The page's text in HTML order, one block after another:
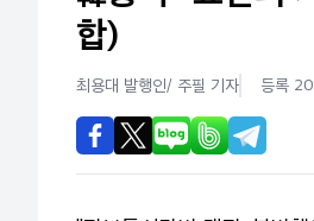
합)
최용대 발행인/ 주필 기자 등록